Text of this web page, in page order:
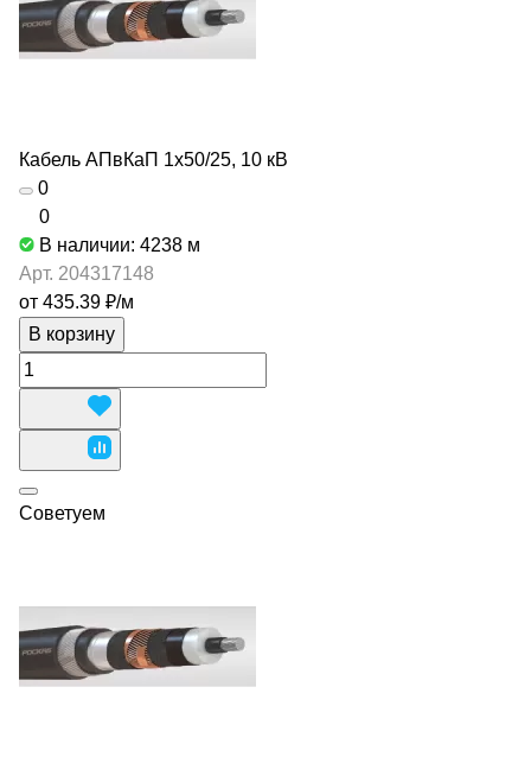
Кабель АПвКаП 1х50/25, 10 кВ
0
0
В наличии: 4238 м
Арт. 204317148
от 435.39 ₽/м
В корзину
Советуем